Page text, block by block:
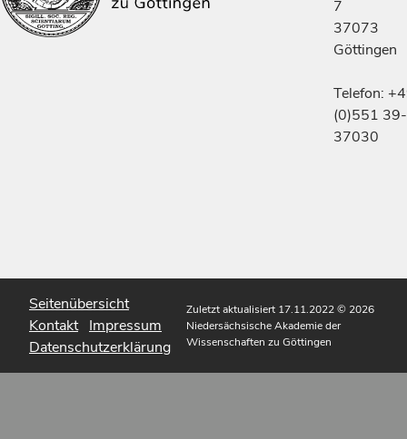
7
37073
Göttingen
Telefon:
(0)551 39-
37030
Seitenübersicht
Kontakt Impressum
Datenschutzerklärung
Zuletzt aktualisiert 17.11.2022© 2026
Niedersächsische Akademie der
Wissenschaften zu Göttingen